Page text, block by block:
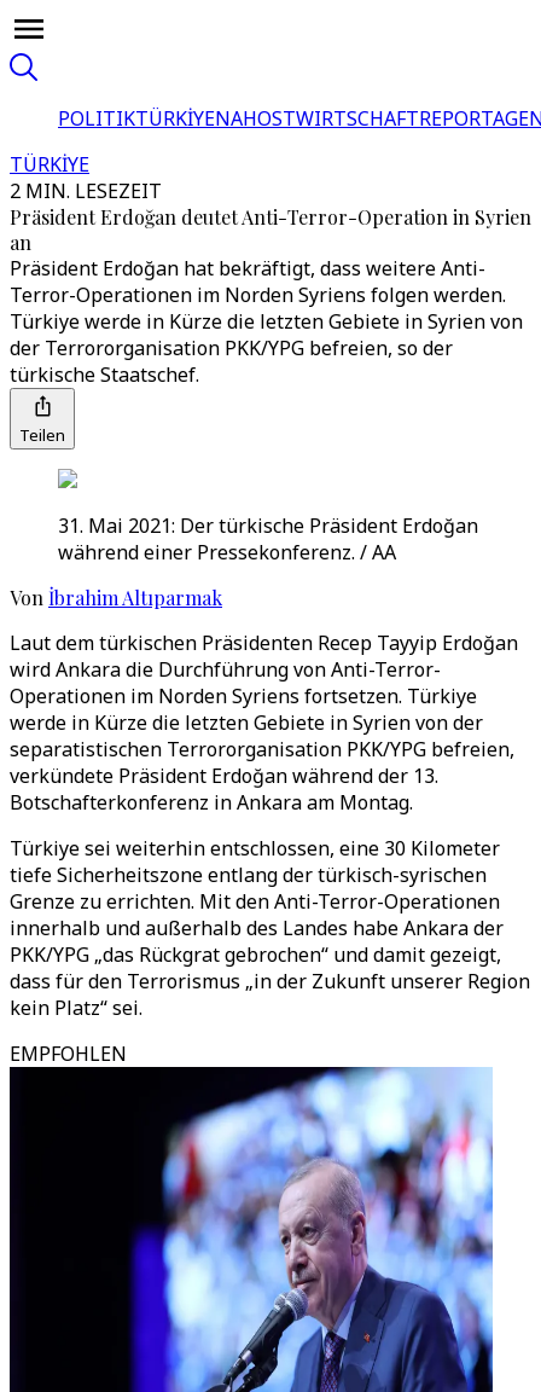
POLITIKTÜRKİYENAHOSTWIRTSCHAFT
TÜRKİYE
2 MIN. LESEZEIT
Präsident Erdoğan deutet Anti-Terror-Operation in Syrien
an
Präsident Erdoğan hat bekräftigt, dass weitere Anti-
Terror-Operationen im Norden Syriens folgen werden.
Türkiye werde in Kürze die letzten Gebiete in Syrien von
der Terrororganisation PKK/YPG befreien, so der
türkische Staatschef.
Teilen
31. Mai 2021: Der türkische Präsident Erdoğan
während einer Pressekonferenz. / AA
Von İbrahim Altıparmak
Laut dem türkischen Präsidenten Recep Tayyip Erdoğan
wird Ankara die Durchführung von Anti-Terror-
Operationen im Norden Syriens fortsetzen. Türkiye
werde in Kürze die letzten Gebiete in Syrien von der
separatistischen Terrororganisation PKK/YPG befreien,
verkündete Präsident Erdoğan während der 13.
Botschafterkonferenz in Ankara am Montag.
Türkiye sei weiterhin entschlossen, eine 30 Kilometer
tiefe Sicherheitszone entlang der türkisch-syrischen
Grenze zu errichten. Mit den Anti-Terror-Operationen
innerhalb und außerhalb des Landes habe Ankara der
PKK/YPG „das Rückgrat gebrochen“ und damit gezeigt,
dass für den Terrorismus „in der Zukunft unserer Region
kein Platz“ sei.
EMPFOHLEN